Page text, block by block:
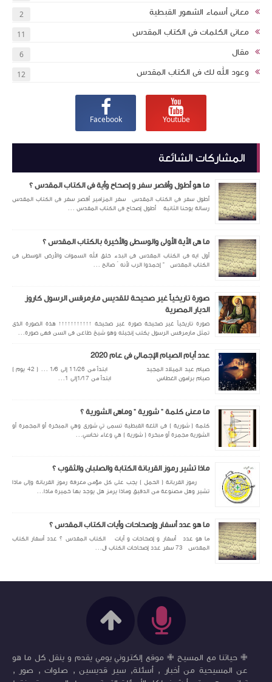
معانى أسماء الشهور القبطية 2
معانى الكلمات فى الكتاب المقدس 11
مقال 6
وعود الله لك فى الكتاب المقدس 12
Youtube
Facebook
المشاركات الشائعة
ما هو أطول وأقصر سفر و إصحاح وأية فى الكتاب المقدس ؟
أطول سفر فى الكتاب المقدس سفر المزامير أقصر سفر فى الكتاب المقدس
رسالة يوحنا الثانية أطول إصحاح فى الكتاب المقدس ...
ما هى الأية الأولى والوسطى والأخيرة بالكتاب المقدس ؟
أول ايه فى الكتاب المقدس فى البدء خلق الله السموات والأرض الوسطى فى
الكتاب المقدس " إحمدوا الرب لأنه ُ صالح ...
صورة تاريخياً غير صحيحة للقديس مارمرقس الرسول كاروز
الديار المصرية
صورة تاريخياً غير صحيحة صورة غير صحيحة ↑↑↑↑↑↑↑↑↑↑↑ هذة الصورة الذى
تمثل مارمرقس الرسول يكتب إنجيله وهو شيخ طاعن فى السن فهى صورة...
عدد أيام الصيام الإجمالى فى عام 2020
صيام عيد الميلاد المجيد ابتداً من 11/26 إلى 1/6 ... ( 42 يوم )
صيام برامون الغطاس ابتداً من 1/17إلى 1...
ما معنى كلمة " شورية " وماهى الشورية ؟
كلمة ( شورية ) فى اللغة القبطية تسمى تي شورى وهي المبخرة أو المجمرة أو
الشورية مجمرة أو مبخرة ( شورية ) هي وعاء نحاسي...
ماذا تشير رموز القربانة الكتابة والصلبان والثقوب ؟
رموز القربانة ( الحمل ) يجب على كل مؤمن معرفة رموز القربانة وإلى ماذا
تشير وهل مصنوعة من الدقيق وماذا يرمز هل يوجد بها خميرة ماذا...
ما هو عدد أسفار وإصحاحات وأيات الكتاب المقدس ؟
ما هو عدد أسفار و إصحاحات و أيات الكتاب المقدس ؟ عدد أسفار الكتاب
المقدس 73 سفر عدد إصحاحات الكتاب ال...
✙ حياتنا مع المسيح ✙ موقع إلكتروني يومي يقدم و ينقل كل ما هو
عن المسيحية من أخبار , أسئلة, سير قديسين , صلوات , صور ,